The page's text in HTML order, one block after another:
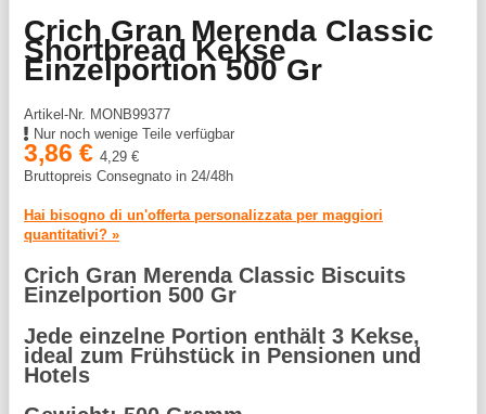
Crich Gran Merenda Classic
Shortbread Kekse
Einzelportion 500 Gr
Artikel-Nr. MONB99377
Nur noch wenige Teile verfügbar
3,86 € 4,29 €
Bruttopreis Consegnato in 24/48h
Hai bisogno di un'offerta personalizzata per maggiori
quantitativi? »
Crich Gran Merenda Classic Biscuits
Einzelportion 500 Gr
Jede einzelne Portion enthält 3 Kekse,
ideal zum Frühstück in Pensionen und
Hotels